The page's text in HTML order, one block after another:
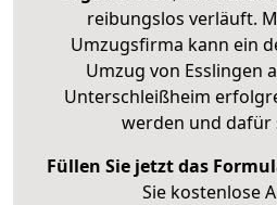
reibungslos verläuft.
Umzugsfirma kann ein
Umzug von Esslingen
Unterschleißheim
werden und dafür
Füllen Sie jetzt das
Sie kostenlose